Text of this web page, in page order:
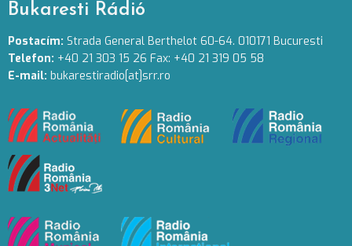
Bukaresti Rádió
Postacím: Strada General Berthelot 60-64. 010171 Bucuresti
Telefon: +40 21 303 15 26 Fax: +40 21 319 05 58
E-mail: bukarestiradio[at]srr.ro